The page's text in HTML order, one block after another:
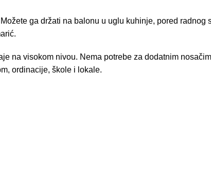
ga držati na balonu u uglu kuhinje, pored
na visokom nivou. Nema potrebe za dodatnim
ordinacije, škole i lokale.